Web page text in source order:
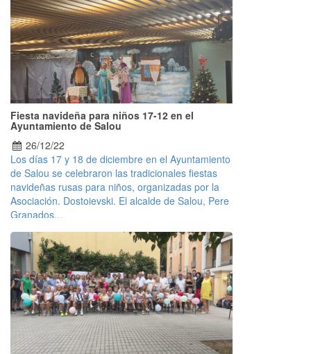
Fiesta navideña para niños 17-12 en el
Ayuntamiento de Salou
26/12/22
Los días 17 y 18 de diciembre en el Ayuntamiento
de Salou se celebraron las tradicionales fiestas
navideñas rusas para niños, organizadas por la
Asociación. Dostoievski. El alcalde de Salou, Pere
Granados...